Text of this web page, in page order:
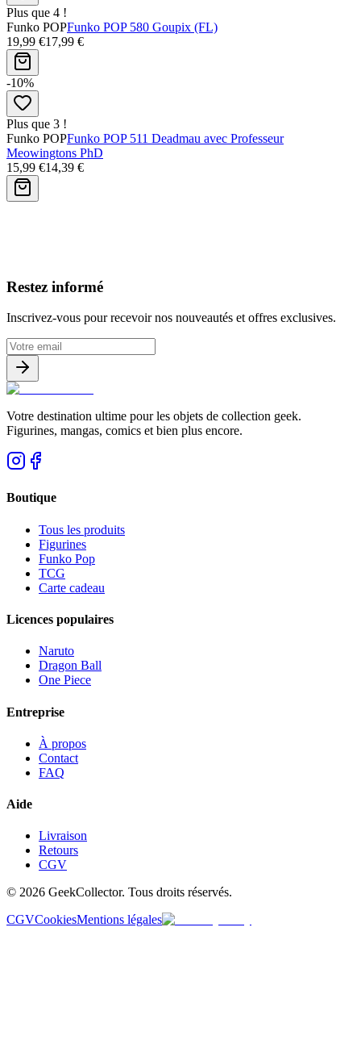
Plus que 4 !
Funko POPFunko POP 580 Goupix (FL)
19,99 €17,99 €
-10%
Plus que 3 !
Funko POPFunko POP 511 Deadmau avec Professeur
Meowingtons PhD
15,99 €14,39 €
Restez informé
Inscrivez-vous pour recevoir nos nouveautés et offres exclusives.
Votre destination ultime pour les objets de collection geek.
Figurines, mangas, comics et bien plus encore.
Boutique
Tous les produits
Figurines
Funko Pop
TCG
Carte cadeau
Licences populaires
Naruto
Dragon Ball
One Piece
Entreprise
À propos
Contact
FAQ
Aide
Livraison
Retours
CGV
© 2026 GeekCollector. Tous droits réservés.
CGVCookiesMentions légales